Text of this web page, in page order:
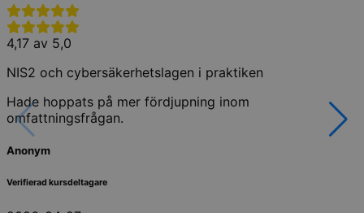
4,17 av 5,0
NIS2 och cybersäkerhetslagen i praktiken
Hade hoppats på mer fördjupning inom
omfattningsfrågan.
Anonym
Verifierad kursdeltagare